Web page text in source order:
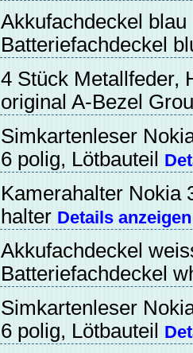
Akkufachdeckel
Batteriefachdeckel
4 Stück Metallfeder,
original A-Bezel
Simkartenleser
6 polig, Lötbauteil
Kamerahalter Nokia
halter Details anzeigen
Akkufachdeckel
Batteriefachdeckel
Simkartenleser
6 polig, Lötbauteil